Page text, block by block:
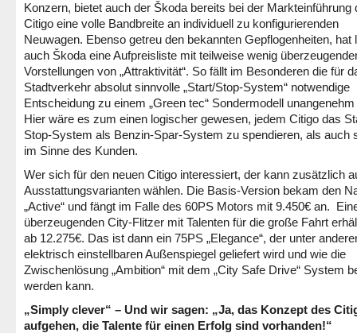
Konzern, bietet auch der Škoda bereits bei der Markteinführung
Citigo eine volle Bandbreite an individuell zu konfigurierenden
Neuwagen. Ebenso getreu den bekannten Gepflogenheiten, hat
auch Škoda eine Aufpreisliste mit teilweise wenig
Vorstellungen von „Attraktivität“. So fällt im Besonderen die für
Stadtverkehr absolut sinnvolle „Start/Stop-System“ notwendige
Entscheidung zu einem „Green tec“ Sondermodell
Hier wäre es zum einen logischer gewesen, jedem Citigo das
Stop-System als Benzin-Spar-System zu spendieren, als auch
im Sinne des Kunden.
Wer sich für den neuen Citigo interessiert, der kann zusätzlich
Ausstattungsvarianten wählen. Die Basis-Version bekam den
„Active“ und fängt im Falle des 60PS Motors mit 9.450€ an.
überzeugenden City-Flitzer mit Talenten für die große Fahrt
ab 12.275€. Das ist dann ein 75PS „Elegance“, der unter
elektrisch einstellbaren Außenspiegel geliefert wird und wie die
Zwischenlösung „Ambition“ mit dem „City Safe Drive“ System
werden kann.
„Simply clever“ – Und wir sagen: „Ja, das Konzept des
aufgehen, die Talente für einen Erfolg sind vorhanden!“